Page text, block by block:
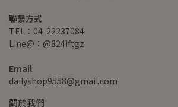
聯繫方式
TEL：04-22237084
Line@：@824iftgz
Email
dailyshop9558@gmail.com
關於我們